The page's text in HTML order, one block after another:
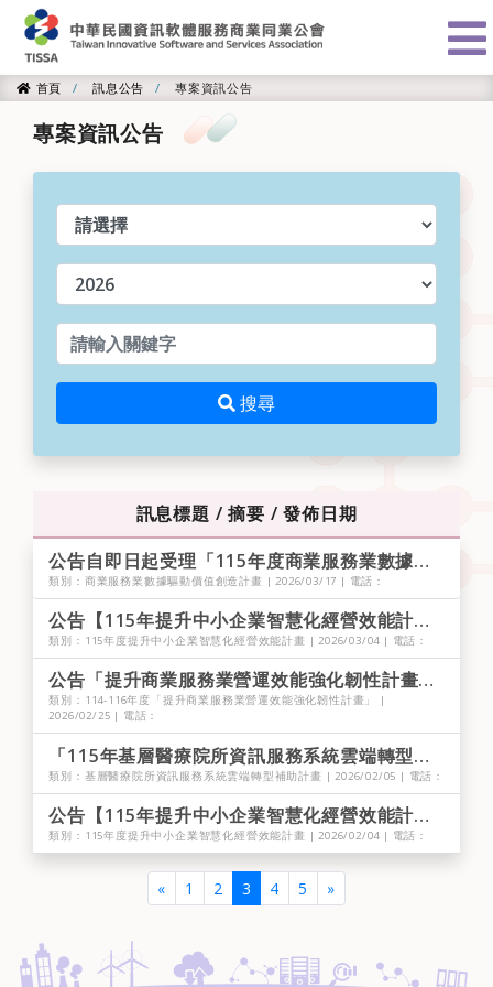
首頁
首頁 訊息公告 專案資訊公告
專案資訊公告
類別
年度
請輸入關鍵字
搜尋
搜尋
訊息標題 / 摘要 / 發佈日期
公告自即日起受理「115年度商業服務業數據驅動價值創造計畫」輔導案申請
類別：商業服務業數據驅動價值創造計畫 | 2026/03/17 | 電話：
公告【115年提升中小企業智慧化經營效能計畫】國際主題聯盟輔導申請須知
類別：115年度提升中小企業智慧化經營效能計畫 | 2026/03/04 | 電話：
公告「提升商業服務業營運效能強化韌性計畫」個案補助申請須知-單店導入
類別：114-116年度「提升商業服務業營運效能強化韌性計畫」 |
2026/02/25 | 電話：
「115年基層醫療院所資訊服務系統雲端轉型補助計畫」即日起公告徵件，並自公告日起受理申請。
類別：基層醫療院所資訊服務系統雲端轉型補助計畫 | 2026/02/05 | 電話：
公告【115年提升中小企業智慧化經營效能計畫】產業AI應用教案申請須知
類別：115年度提升中小企業智慧化經營效能計畫 | 2026/02/04 | 電話：
« 1 2 3 (current)
4 5 »